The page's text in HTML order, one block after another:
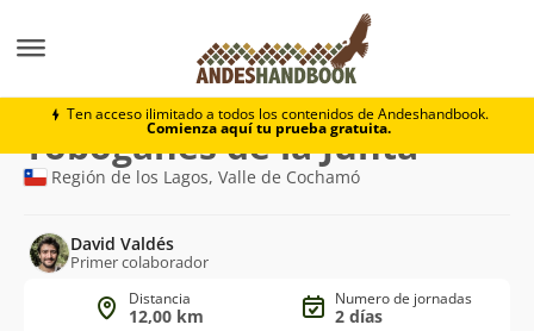
Ten acceso ilimitado a todos los contenidos de Andeshandbook.
Comienza aquí tu prueba gratuita.
Toboganes de la Junta
Ruta
de
trekking
Toboganes de la Junta
Región de los Lagos, Valle de Cochamó
David Valdés
Primer colaborador
Distancia
12,00 km
Numero de jornadas
2 días